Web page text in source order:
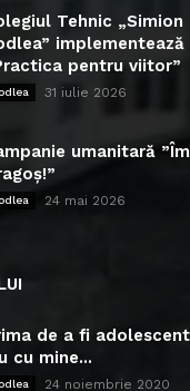
Tehnic „Simion
pentru viitor”
31 iulie 2026
umanitară
24 mai 2026
de a fi
cu mine...
24 noiembrie 2020